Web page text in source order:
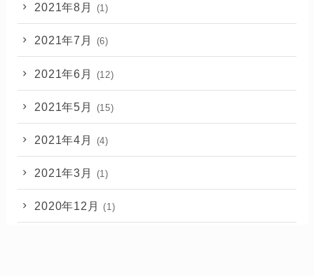
2021年8月 (1)
2021年7月 (6)
2021年6月 (12)
2021年5月 (15)
2021年4月 (4)
2021年3月 (1)
2020年12月 (1)